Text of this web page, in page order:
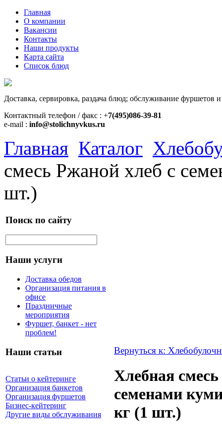
Главная
О компании
Вакансии
Контакты
Наши продукты
Карта сайта
Список блюд
Доставка, сервировка, раздача блюд; обслуживание фуршетов
Контактный телефон / факс : +7(495)086-39-81
e-mail : info@stolichnyvkus.ru
Главная Каталог
смесь Ржаной хлеб с
шт.)
Поиск по сайту
Наши услуги
Доставка обедов
Организация питания в
офисе
Праздничные
мероприятия
Фуршет, банкет - нет
проблем!
Наши статьи
Статьи о кейтеринге
Организация банкетов
Организация фуршетов
Бизнес-кейтеринг
Другие виды обслуживания
Вернуться к:
Хлебная
семенами
кг (1 шт.)